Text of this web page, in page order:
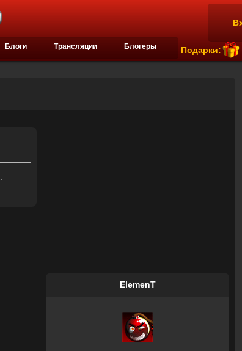
Подарки:
Блоги Трансляции Блогеры
ElemenT